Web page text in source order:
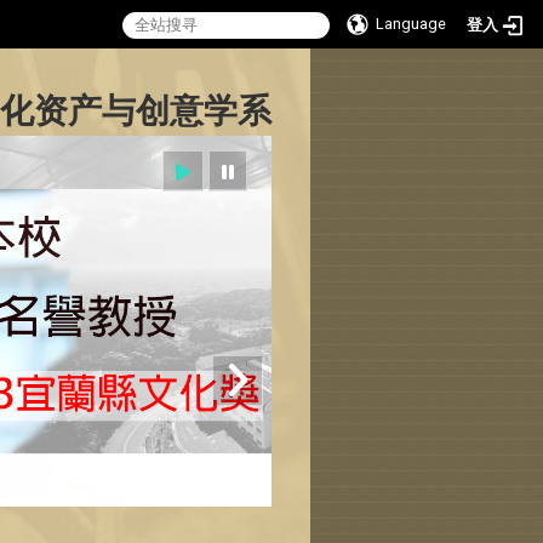
Language 登入
:::
资产与创意学系
Sitemap